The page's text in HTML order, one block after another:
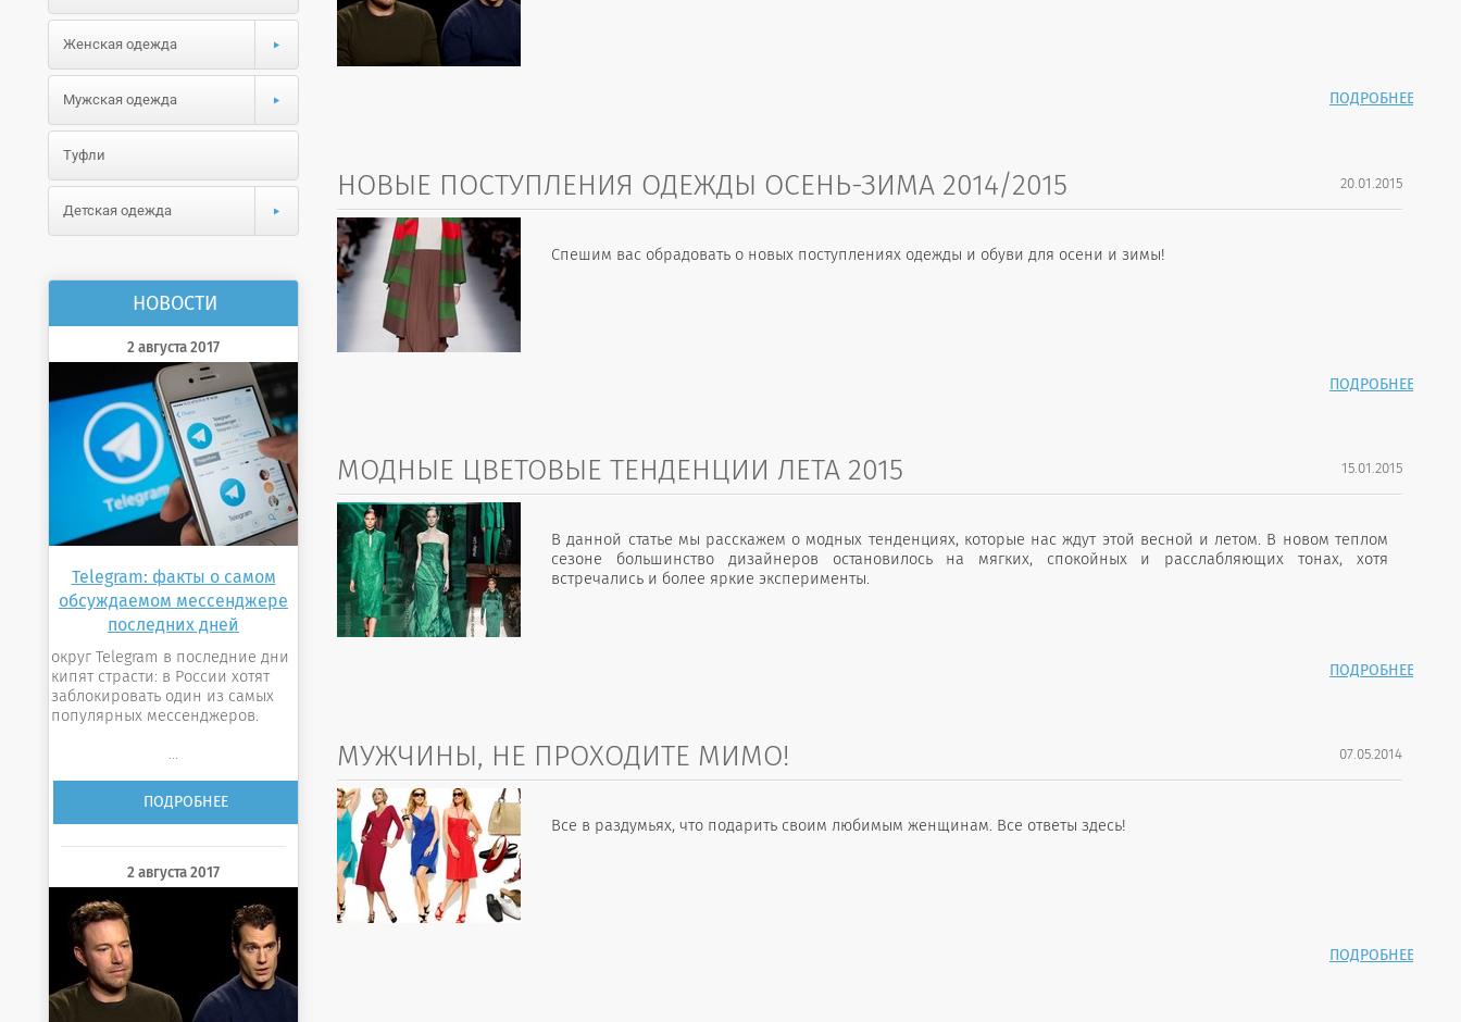
Женская одежда
Мужская одежда
Туфли
Детская одежда
НОВОСТИ
2 августа 2017
Telegram: факты о самом
обсуждаемом мессенджере
последних дней
округ Telegram в последние дни
кипят страсти: в России хотят
заблокировать один из самых
популярных мессенджеров.
...
ПОДРОБНЕЕ
2 августа 2017
ПОДРОБНЕЕ
20.01.2015
НОВЫЕ ПОСТУПЛЕНИЯ ОДЕЖДЫ ОСЕНЬ-ЗИМА 2014/2015
Спешим вас обрадовать о новых поступлениях одежды и обуви для осени и зимы!
ПОДРОБНЕЕ
15.01.2015
МОДНЫЕ ЦВЕТОВЫЕ ТЕНДЕНЦИИ ЛЕТА 2015
В данной статье мы расскажем о модных тенденциях, которые нас ждут этой весной и летом. В новом теплом
сезоне большинство дизайнеров остановилось на мягких, спокойных и расслабляющих тонах, хотя
встречались и более яркие эксперименты.
ПОДРОБНЕЕ
07.05.2014
МУЖЧИНЫ, НЕ ПРОХОДИТЕ МИМО!
Все в раздумьях, что подарить своим любимым женщинам. Все ответы здесь!
ПОДРОБНЕЕ